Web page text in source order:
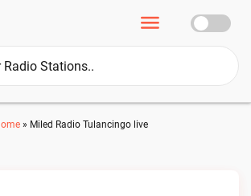
» Miled Radio Tulancingo live